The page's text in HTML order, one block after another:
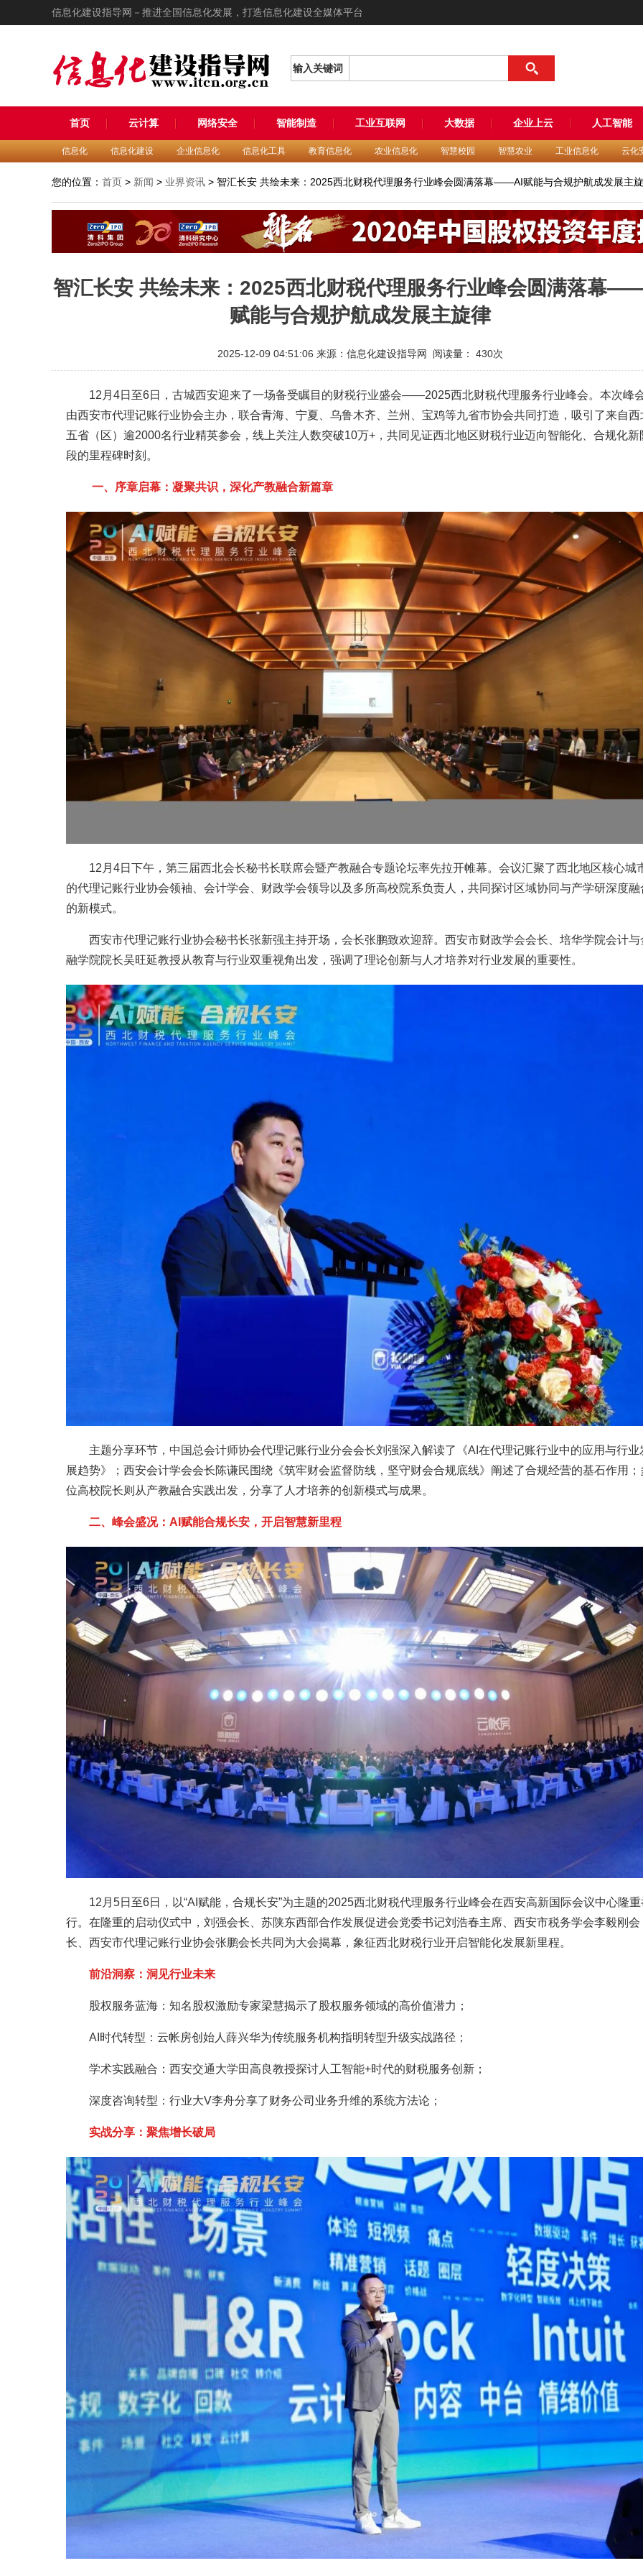
信息化建设指导网－推进全国信息化发展，打造信息化建设全媒体平台
输入关键词
首页 云计算 网络安全 智能制造 工业互联网 大数据 企业上云 人工智能
信息化 信息化建设 企业信息化 信息化工具 教育信息化 农业信息化 智慧校园 智慧农业 工业信息化 云化
您的位置： 首页 > 新闻 > 业界资讯 > 智汇长安 共绘未来：2025西北财税代理服务行业峰会圆满落幕——AI赋能与合规护航成发展主
智汇长安 共绘未来：2025西北财税代理服务行业峰会圆满落幕
赋能与合规护航成发展主旋律
2025-12-09 04:51:06 来源：信息化建设指导网 阅读量： 430次
12月4日至6日，古城西安迎来了一场备受瞩目的财税行业盛会——2025西北财税代理服务行业峰会。本次峰
由西安市代理记账行业协会主办，联合青海、宁夏、乌鲁木齐、兰州、宝鸡等九省市协会共同打造，吸引了来自西
五省（区）逾2000名行业精英参会，线上关注人数突破10万+，共同见证西北地区财税行业迈向智能化、合规化新
段的里程碑时刻。
一、序章启幕：凝聚共识，深化产教融合新篇章
12月4日下午，第三届西北会长秘书长联席会暨产教融合专题论坛率先拉开帷幕。会议汇聚了西北地区核心城
的代理记账行业协会领袖、会计学会、财政学会领导以及多所高校院系负责人，共同探讨区域协同与产学研深度融
的新模式。
西安市代理记账行业协会秘书长张新强主持开场，会长张鹏致欢迎辞。西安市财政学会会长、培华学院会计与
融学院院长吴旺延教授从教育与行业双重视角出发，强调了理论创新与人才培养对行业发展的重要性。
主题分享环节，中国总会计师协会代理记账行业分会会长刘强深入解读了《AI在代理记账行业中的应用与行业
展趋势》；西安会计学会会长陈谦民围绕《筑牢财会监督防线，坚守财会合规底线》阐述了合规经营的基石作用；
位高校院长则从产教融合实践出发，分享了人才培养的创新模式与成果。
二、峰会盛况：AI赋能合规长安，开启智慧新里程
12月5日至6日，以“AI赋能，合规长安”为主题的2025西北财税代理服务行业峰会在西安高新国际会议中心隆重
行。在隆重的启动仪式中，刘强会长、苏陕东西部合作发展促进会党委书记刘浩春主席、西安市税务学会李毅刚会
长、西安市代理记账行业协会张鹏会长共同为大会揭幕，象征西北财税行业开启智能化发展新里程。
前沿洞察：洞见行业未来
股权服务蓝海：知名股权激励专家梁慧揭示了股权服务领域的高价值潜力；
AI时代转型：云帐房创始人薛兴华为传统服务机构指明转型升级实战路径；
学术实践融合：西安交通大学田高良教授探讨人工智能+时代的财税服务创新；
深度咨询转型：行业大V李舟分享了财务公司业务升维的系统方法论；
实战分享：聚焦增长破局